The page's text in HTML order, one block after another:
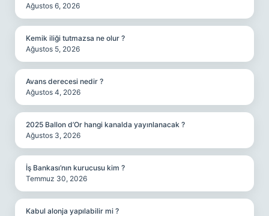
Ağustos 6, 2026
Kemik iliği tutmazsa ne olur ?
Ağustos 5, 2026
Avans derecesi nedir ?
Ağustos 4, 2026
2025 Ballon d’Or hangi kanalda yayınlanacak ?
Ağustos 3, 2026
İş Bankası’nın kurucusu kim ?
Temmuz 30, 2026
Kabul alonja yapılabilir mi ?